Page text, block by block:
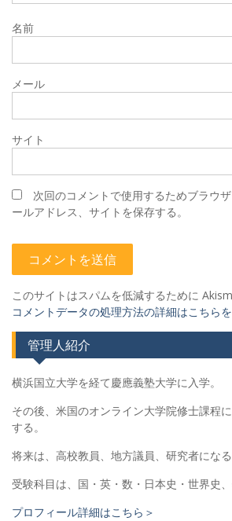
名前
メール
サイト
次回のコメントで使用するためブラウ
ールアドレス、サイトを保存する。
このサイトはスパムを低減するために
コメントデータの処理方法の詳細はこちら
管理人紹介
横浜国立大学を経て慶應義塾大学に入学。
その後、米国のオンライン大学院修士課程
する。
将来は、高校教員、地方議員、研究者になる
受験科目は、国・英・数・日本史・世界史
プロフィール詳細はこちら＞